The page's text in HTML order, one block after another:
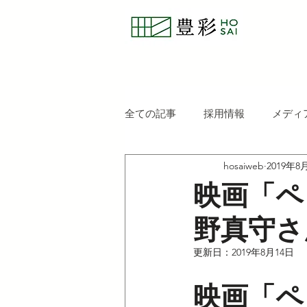
全ての記事 採用情報 メデ
映画「
野真守
hosaiweb 2019年8
更新日： 2019年8月14日
映画「